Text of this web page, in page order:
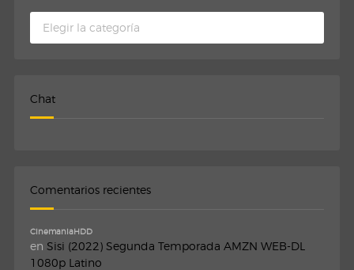
Categorias
Chat
Comentarios recientes
CinemaniaHDD
en Sisi (2022) Segunda Temporada AMZN WEB-DL
1080p Latino